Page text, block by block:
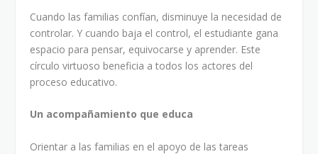
Cuando las familias confían, disminuye la necesidad de
controlar. Y cuando baja el control, el estudiante gana
espacio para pensar, equivocarse y aprender. Este
círculo virtuoso beneficia a todos los actores del
proceso educativo.
Un acompañamiento que educa
Orientar a las familias en el apoyo de las tareas